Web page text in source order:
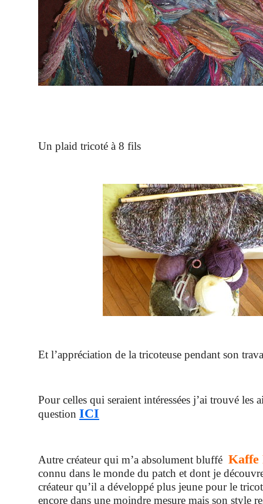
Un plaid tricoté à 8 fils
Et l’appréciation de la tricoteuse pendant son
Pour celles qui seraient intéressées j’ai trouvé les
question ICI
Autre créateur qui m’a absolument bluffé Kaffe
connu dans le monde du patch et dont je
créateur qu’il a développé plus jeune pour le
encore dans une moindre mesure mais son style